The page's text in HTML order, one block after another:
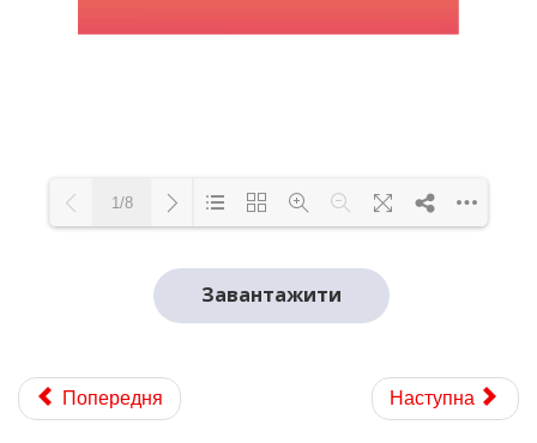
1/8
Завантажити
Попередня Наступна